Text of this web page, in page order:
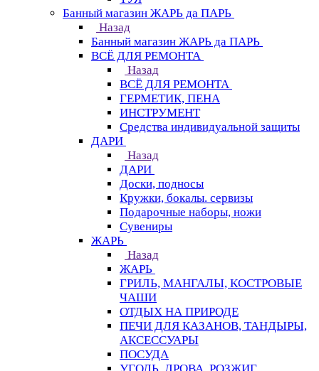
Банный магазин ЖАРЬ да ПАРЬ
Назад
Банный магазин ЖАРЬ да ПАРЬ
ВСЁ ДЛЯ РЕМОНТА
Назад
ВСЁ ДЛЯ РЕМОНТА
ГЕРМЕТИК, ПЕНА
ИНСТРУМЕНТ
Средства индивидуальной защиты
ДАРИ
Назад
ДАРИ
Доски, подносы
Кружки, бокалы. сервизы
Подарочные наборы, ножи
Сувениры
ЖАРЬ
Назад
ЖАРЬ
ГРИЛЬ, МАНГАЛЫ, КОСТРОВЫЕ
ЧАШИ
ОТДЫХ НА ПРИРОДЕ
ПЕЧИ ДЛЯ КАЗАНОВ, ТАНДЫРЫ,
АКСЕССУАРЫ
ПОСУДА